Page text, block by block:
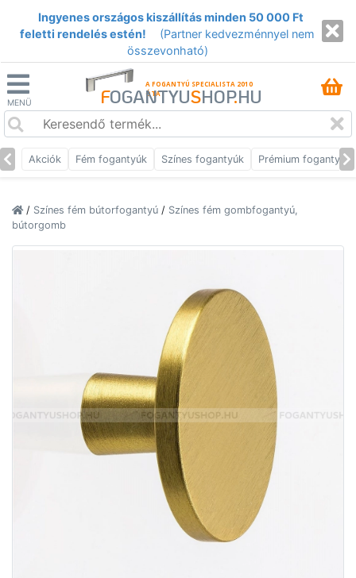
Ingyenes országos kiszállítás minden 50 000 Ft
feletti rendelés estén!
(Partner kedvezménnyel nem
összevonható)
MENÜ
A FOGANTYÚ SPECIALISTA 2010
ÓTA
FOGANTYUSHOP.HU
Akciók Fém fogantyúk Színes fogantyúk Prémium fogantyúk
/ Színes fém bútorfogantyú / Színes fém gombfogantyú,
bútorgomb